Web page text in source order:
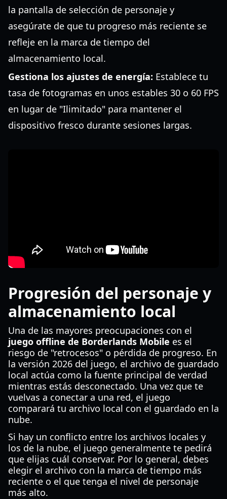
la pantalla de selección de personaje y
asegúrate de que tu progreso más reciente se
refleje en la marca de tiempo del
almacenamiento local.
Gestiona los ajustes de energía: Establece tu
tasa de fotogramas en unos estables 30 o 60 FPS
en lugar de "Ilimitado" para mantener el
dispositivo fresco durante sesiones largas.
Progresión del personaje y
almacenamiento local
Una de las mayores preocupaciones con el
juego offline de Borderlands Mobile es el
riesgo de "retrocesos" o pérdida de progreso. En
la versión 2026 del juego, el archivo de guardado
local actúa como la fuente principal de verdad
mientras estás desconectado. Una vez que te
vuelvas a conectar a una red, el juego
comparará tu archivo local con el guardado en la
nube.
Si hay un conflicto entre los archivos locales y
los de la nube, el juego generalmente te pedirá
que elijas cuál conservar. Por lo general, debes
elegir el archivo con la marca de tiempo más
reciente o el que tenga el nivel de personaje
más alto.